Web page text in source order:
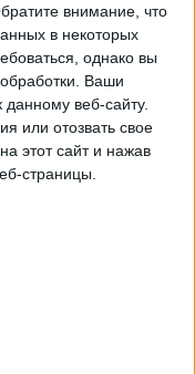
внимание, что
в некоторых
однако вы
Ваши
данному веб-сайту.
или отозвать свое
этот сайт и нажав
страницы.